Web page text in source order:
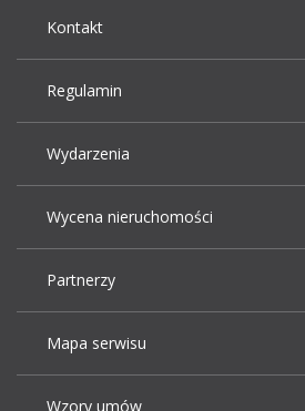
Kontakt
Regulamin
Wydarzenia
Wycena nieruchomości
Partnerzy
Mapa serwisu
Wzory umów